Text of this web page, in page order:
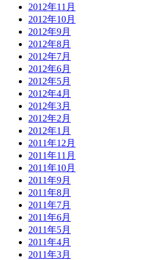
2012年11月
2012年10月
2012年9月
2012年8月
2012年7月
2012年6月
2012年5月
2012年4月
2012年3月
2012年2月
2012年1月
2011年12月
2011年11月
2011年10月
2011年9月
2011年8月
2011年7月
2011年6月
2011年5月
2011年4月
2011年3月